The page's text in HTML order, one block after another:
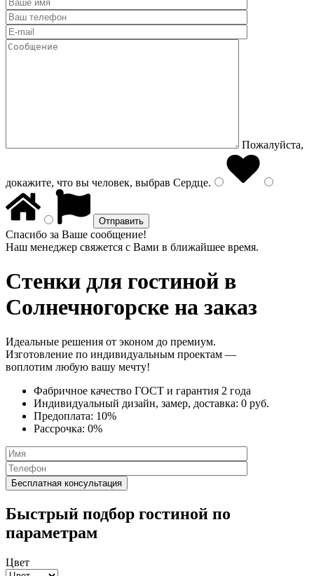
Пожалуйста,
докажите, что вы человек, выбрав Сердце.
Спасибо за Ваше сообщение!
Наш менеджер свяжется с Вами в ближайшее время.
Стенки для гостиной в
Солнечногорске на заказ
Идеальные решения от эконом до премиум.
Изготовление по индивидуальным проектам —
воплотим любую вашу мечту!
Фабричное качество ГОСТ и гарантия 2 года
Индивидуальный дизайн, замер, доставка: 0 руб.
Предоплата: 10%
Рассрочка: 0%
Быстрый подбор гостиной по
параметрам
Цвет